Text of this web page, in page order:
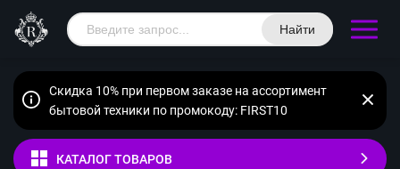
Найти
Скидка 10% при первом заказе на ассортимент
бытовой техники по промокоду: FIRST10
КАТАЛОГ ТОВАРОВ